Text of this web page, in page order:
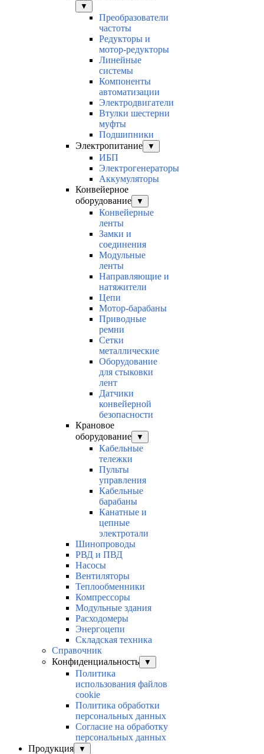
▼
Преобразователи
частоты
Редукторы и
мотор-редукторы
Линейные
системы
Компоненты
автоматизации
Электродвигатели
Втулки шестерни
муфты
Подшипники
Электропитание
▼
ИБП
Электрогенераторы
Аккумуляторы
Конвейерное
оборудование
▼
Конвейерные
ленты
Замки и
соединения
Модульные
ленты
Направляющие и
натяжители
Цепи
Мотор-барабаны
Приводные
ремни
Сетки
металлические
Оборудование
для стыковки
лент
Датчики
конвейерной
безопасности
Крановое
оборудование
▼
Кабельные
тележки
Пульты
управления
Кабельные
барабаны
Канатные и
цепные
электротали
Шинопроводы
РВД и ПВД
Насосы
Вентиляторы
Теплообменники
Компрессоры
Модульные здания
Расходомеры
Энергоцепи
Складская техника
Справочник
Конфиденциальность
▼
Политика
использования файлов
cookie
Политика обработки
персональных данных
Согласие на обработку
персональных данных
Продукция
▼